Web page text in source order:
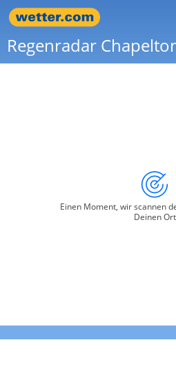
Regenradar
Einen Moment, wir scannen
Deinen Ort